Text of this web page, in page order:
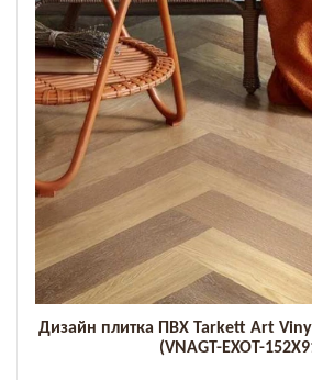
Дизайн плитка ПВХ Tarkett Art
(VNAGT-EXOT-